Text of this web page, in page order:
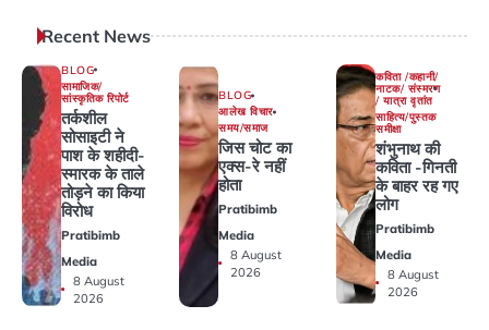
Recent News
BLOG
सामाजिक/
सांस्कृतिक रिपोर्ट
तर्कशील
सोसाइटी ने
पाश के शहीदी-
स्मारक के ताले
तोड़ने का किया
विरोध
Pratibimb
Media
8 August
2026
BLOG
आलेख विचार
समय/समाज
जिस चोट का
एक्स-रे नहीं
होता
Pratibimb
Media
8 August
2026
कविता /कहानी/
नाटक/ संस्मरण
/ यात्रा वृतांत
साहित्य/पुस्तक
समीक्षा
शंभुनाथ की
कविता -गिनती
के बाहर रह गए
लोग
Pratibimb
Media
8 August
2026